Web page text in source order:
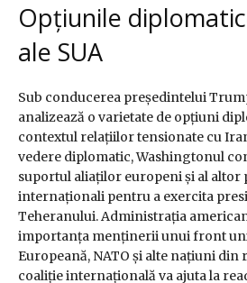
Opțiunile
ale SUA
Sub conducerea președintelui
analizează o varietate de opțiuni
contextul relațiilor tensionate cu
vedere diplomatic, Washingtonul
suportul aliaților europeni și al altor
internaționali pentru a exercita
Teheranului. Administrația
importanța menținerii unui front
Europeană, NATO și alte națiuni din
coaliție internațională va ajuta la